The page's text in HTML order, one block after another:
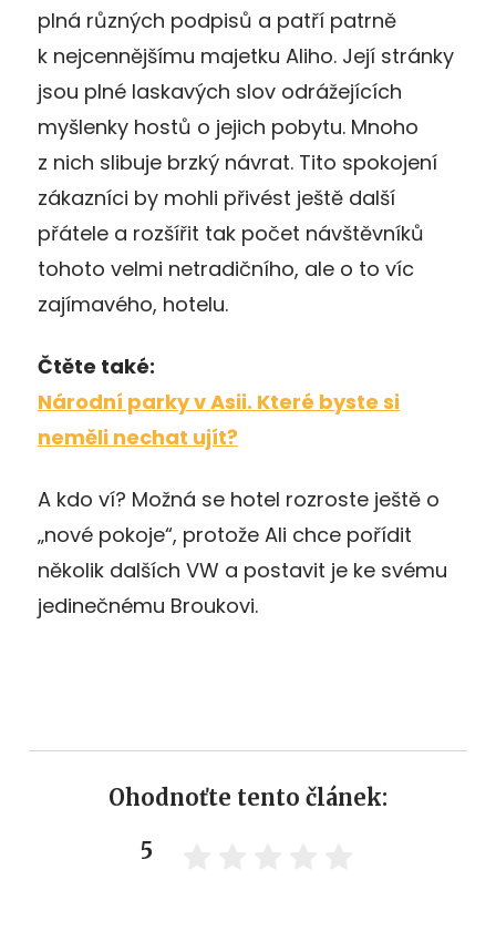
plná různých podpisů a patří patrně
k nejcennějšímu majetku Aliho. Její stránky
jsou plné laskavých slov odrážejících
myšlenky hostů o jejich pobytu. Mnoho
z nich slibuje brzký návrat. Tito spokojení
zákazníci by mohli přivést ještě další
přátele a rozšířit tak počet návštěvníků
tohoto velmi netradičního, ale o to víc
zajímavého, hotelu.
Čtěte také:
Národní parky v Asii. Které byste si
neměli nechat ujít?
A kdo ví? Možná se hotel rozroste ještě o
„nové pokoje“, protože Ali chce pořídit
několik dalších VW a postavit je ke svému
jedinečnému Broukovi.
Ohodnoťte tento článek:
5